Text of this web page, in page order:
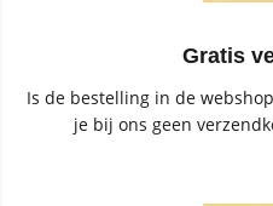
Gratis
Is de bestelling in de
je bij ons geen